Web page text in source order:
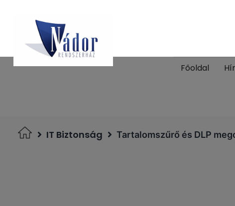
Főoldal
IT Biztonság Tartalomszűrő és DLP